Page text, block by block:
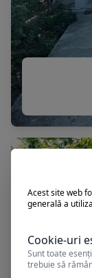
Acest site web
generală a
Cookie-uri
Sunt toate
trebuie să